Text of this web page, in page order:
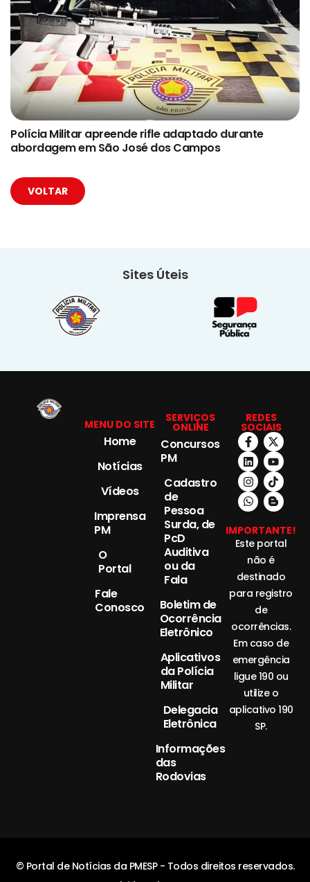
Polícia Militar apreende rifle adaptado durante
abordagem em São José dos Campos
VOLTAR
Sites Úteis
MENU DO SITE
Home
Notícias
Vídeos
Imprensa
PM
O
Portal
Fale
Conosco
SERVIÇOS
ONLINE
Concursos
PM
Cadastro
de
Pessoa
Surda, de
PcD
Auditiva
ou da
Fala
Boletim de
Ocorrência
Eletrônico
Aplicativos
da Polícia
Militar
Delegacia
Eletrônica
Informações
das
Rodovias
REDES
SOCIAIS
IMPORTANTE!
Este portal
não é
destinado
para registro
de
ocorrências.
Em caso de
emergência
ligue 190 ou
utilize o
aplicativo 190
SP.
© Portal de Notícias da PMESP - Todos direitos reservados.